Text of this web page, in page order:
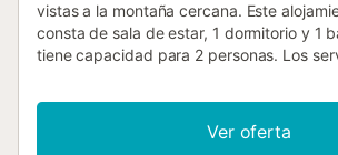
vistas a la montaña cercana. Este
consta de sala de estar, 1 dormitorio y 1
tiene capacidad para 2 personas. Los
cuna y una trona disponibles. Este
de: aire acondicionado. Esta acogedora
un espacio privado al aire libre con jardín,
Ver oferta